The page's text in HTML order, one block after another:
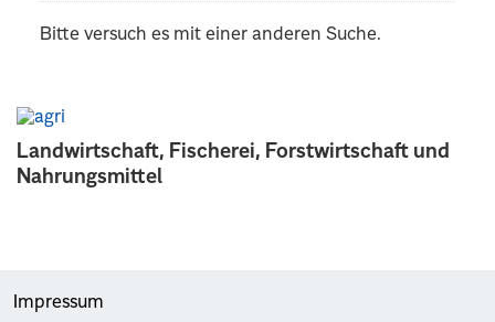
Landwirtschaft, Fischerei, Forstwirtschaft und
Nahrungsmittel
Bitte versuch es mit einer anderen Suche.
Impressum